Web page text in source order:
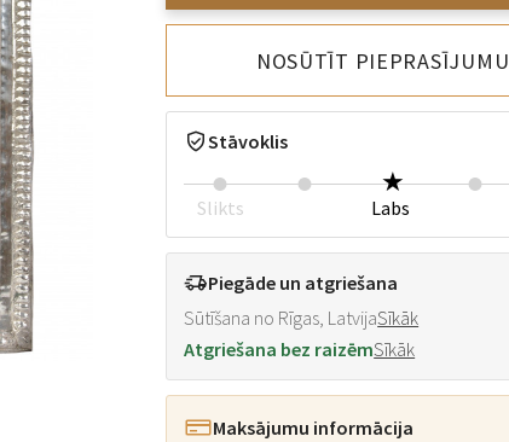
NOSŪTĪT PIEPRASĪJUMU
Stāvoklis
Slikts Labs
Piegāde un atgriešana
Sūtīšana no Rīgas, LatvijaSīkāk
Atgriešana bez raizēmSīkāk
Maksājumu informācija